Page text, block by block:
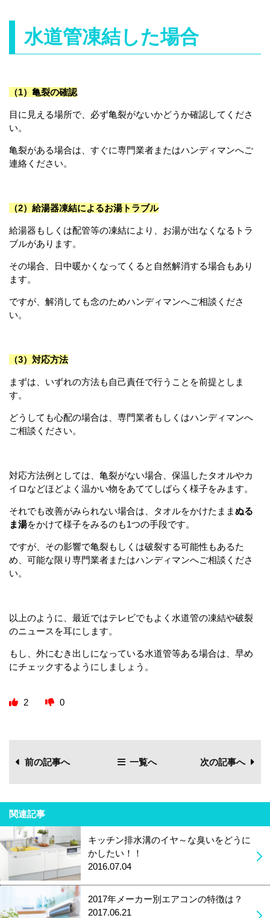
水道管凍結した場合
（1）亀裂の確認
目に見える場所で、必ず亀裂がないかどうか確認してくださ
い。
亀裂がある場合は、すぐに専門業者またはハンディマンへご
連絡ください。
（2）給湯器凍結によるお湯トラブル
給湯器もしくは配管等の凍結により、お湯が出なくなるトラ
ブルがあります。
その場合、日中暖かくなってくると自然解消する場合もあり
ます。
ですが、解消しても念のためハンディマンへご相談くださ
い。
（3）対応方法
まずは、いずれの方法も自己責任で行うことを前提としま
す。
どうしても心配の場合は、専門業者もしくはハンディマンへ
ご相談ください。
対応方法例としては、亀裂がない場合、保温したタオルやカ
イロなどほどよく温かい物をあててしばらく様子をみます。
それでも改善がみられない場合は、タオルをかけたままぬる
ま湯をかけて様子をみるのも1つの手段です。
ですが、その影響で亀裂もしくは破裂する可能性もあるた
め、可能な限り専門業者またはハンディマンへご相談くださ
い。
以上のように、最近ではテレビでもよく水道管の凍結や破裂
のニュースを耳にします。
もし、外にむき出しになっている水道管等ある場合は、早め
にチェックするようにしましょう。
2 0
前の記事へ 一覧へ 次の記事へ
関連記事
キッチン排水溝のイヤ～な臭いをどうに
かしたい！！
2016.07.04
2017年メーカー別エアコンの特徴は？
2017.06.21